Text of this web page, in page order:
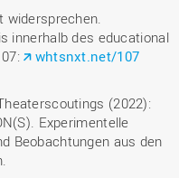
widersprechen.
innerhalb des educational
whtsnxt.net/107
(2022):
Experimentelle
Beobachtungen aus den